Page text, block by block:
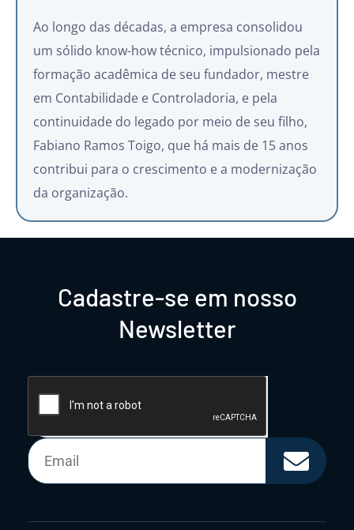
Ao longo das décadas, a empresa consolidou
um sólido know-how técnico, impulsionado pela
formação acadêmica de seu fundador, mestre
em Contabilidade e Controladoria, e pela
continuidade do legado por meio de seu filho,
Fabiano Ramos Toigo, que há mais de 15 anos
contribui para o crescimento e a modernização
da organização.
Cadastre-se em nosso
Newsletter